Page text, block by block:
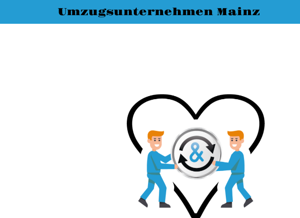
Umzugsunternehmen Mainz